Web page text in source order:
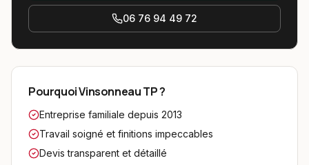
06 76 94 49 72
Pourquoi Vinsonneau TP ?
Entreprise familiale depuis 2013
Travail soigné et finitions impeccables
Devis transparent et détaillé